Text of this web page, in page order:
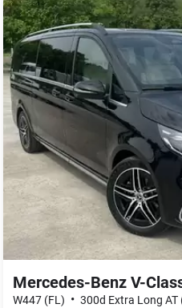
Mercedes-Benz V-
W447 (FL) • 300d Extra Long